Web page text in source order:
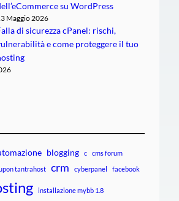
su WordPress
Maggio 2026
di sicurezza cPanel: rischi,
e come proteggere il tuo
blogging c
cms forum
tantrahost crm cyberpanel facebook
installazione mybb 1.8